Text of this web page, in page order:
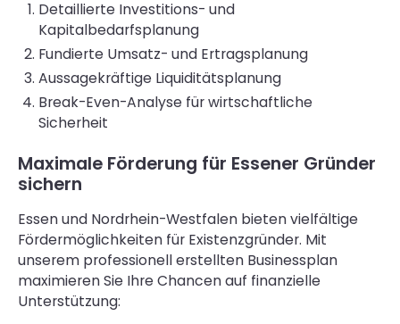
Detaillierte Investitions- und
Kapitalbedarfsplanung
Fundierte Umsatz- und Ertragsplanung
Aussagekräftige Liquiditätsplanung
Break-Even-Analyse für wirtschaftliche
Sicherheit
Maximale Förderung für Essener Gründer
sichern
Essen und Nordrhein-Westfalen bieten vielfältige
Fördermöglichkeiten für Existenzgründer. Mit
unserem professionell erstellten Businessplan
maximieren Sie Ihre Chancen auf finanzielle
Unterstützung: